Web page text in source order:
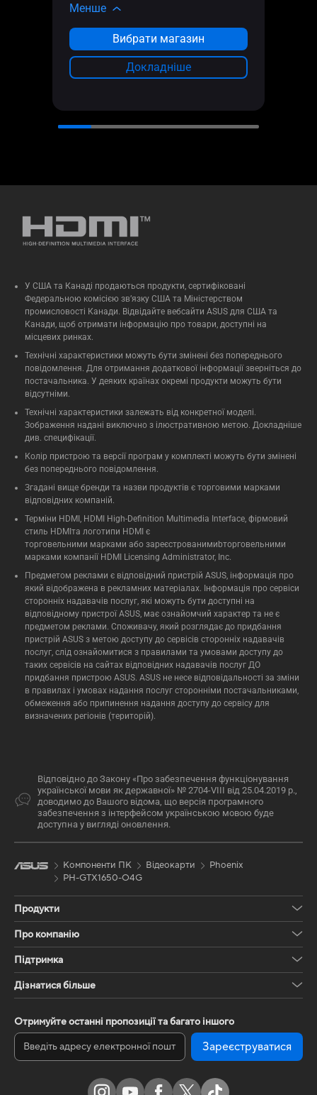
Менше
Вибрати магазин
Докладніше
У США та Канаді продаються продукти, сертифіковані
Федеральною комісією зв’язку США та Міністерством
промисловості Канади. Відвідайте вебсайти ASUS для США та
Канади, щоб отримати інформацію про товари, доступні на
місцевих ринках.
Технічні характеристики можуть бути змінені без попереднього
повідомлення. Для отримання додаткової інформації зверніться до
постачальника. У деяких країнах окремі продукти можуть бути
відсутніми.
Технічні характеристики залежать від конкретної моделі.
Зображення надані виключно з ілюстративною метою. Докладніше
див. специфікації.
Колір пристрою та версії програм у комплекті можуть бути змінені
без попереднього повідомлення.
Згадані вище бренди та назви продуктів є торговими марками
відповідних компаній.
Терміни HDMI, HDMI High-Definition Multimedia Interface, фірмовий
стиль HDMIта логотипи HDMI є
торговельними марками або зареєстрованимиbторговельними
марками компанії HDMI Licensing Administrator, Inc.
Предметом реклами є відповідний пристрій ASUS, інформація про
який відображена в рекламних матеріалах. Інформація про сервіси
сторонніх надавачів послуг, які можуть бути доступні на
відповідному пристрої ASUS, має ознайомчий характер та не є
предметом реклами. Споживачу, який розглядає до придбання
пристрій ASUS з метою доступу до сервісів сторонніх надавачів
послуг, слід ознайомитися з правилами та умовами доступу до
таких сервісів на сайтах відповідних надавачів послуг ДО
придбання пристрою ASUS. ASUS не несе відповідальності за зміни
в правилах і умовах надання послуг сторонніми постачальниками,
обмеження або припинення надання доступу до сервісу для
визначених регіонів (територій).
Відповідно до Закону «Про забезпечення функціонування
української мови як державної» № 2704-VIII від 25.04.2019 р.,
доводимо до Вашого відома, що версія програмного
забезпечення з інтерфейсом українською мовою буде
доступна у вигляді оновлення.
Компоненти ПК Відеокарти
Phoenix
PH-GTX1650-O4G
Продукти
Про компанію
Підтримка
Дізнатися більше
Отримуйте останні пропозиції та багато іншого
Зареєструватися